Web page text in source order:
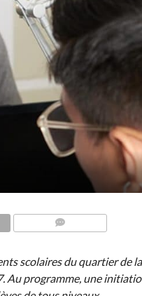
scolaires du quartier de la
Au programme, une